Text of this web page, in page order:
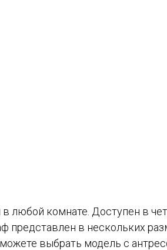
любой комнате. Доступен в
представлен в нескольких
выбрать модель с